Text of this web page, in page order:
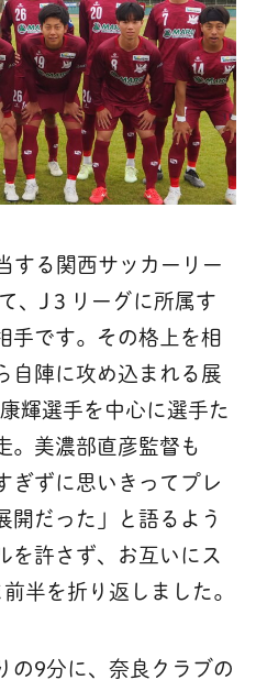
する関西サッカーリー
、J３リーグに所属す
手です。その格上を相
自陣に攻め込まれる展
輝選手を中心に選手た
。美濃部直彦監督も
ぎずに思いきってプレ
開だった」と語るよう
を許さず、お互いにス
半を折り返しました。
の9分に、奈良クラブの